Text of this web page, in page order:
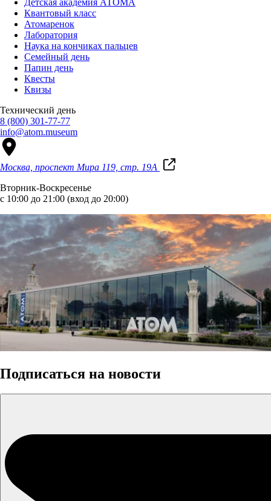
Квантовый класс
Атомаренок
Лаборатория
Наука на кончиках пальцев
Семейный день
Папин день
Квесты
Квизы
Технический день
8 (800) 301-77-77
info@atom.museum
Москва, проспект Мира 119, стр. 19А
Вторник-Воскресенье
с 10:00 до 21:00 (вход до 20:00)
Подписаться на новости